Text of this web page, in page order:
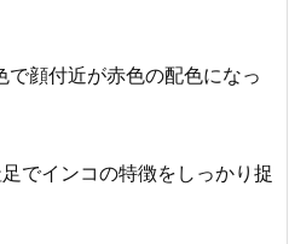
で顔付近が赤色の配色になっ
でインコの特徴をしっかり捉